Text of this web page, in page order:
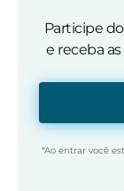
Participe
e receba
*Ao entrar você